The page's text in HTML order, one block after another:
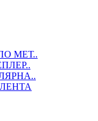
МЕТ..